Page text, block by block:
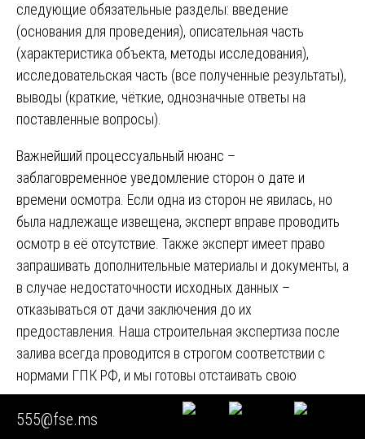
следующие обязательные разделы: введение
(основания для проведения), описательная часть
(характеристика объекта, методы исследования),
исследовательская часть (все полученные результаты),
выводы (краткие, чёткие, однозначные ответы на
поставленные вопросы).
Важнейший процессуальный нюанс –
заблаговременное уведомление сторон о дате и
времени осмотра. Если одна из сторон не явилась, но
была надлежаще извещена, эксперт вправе проводить
осмотр в её отсутствие. Также эксперт имеет право
запрашивать дополнительные материалы и документы, а
в случае недостаточности исходных данных –
отказываться от дачи заключения до их
предоставления. Наша строительная экспертиза после
залива всегда проводится в строгом соответствии с
нормами ГПК РФ, и мы готовы отстаивать свою
позицию в суде.
555@fse.ms